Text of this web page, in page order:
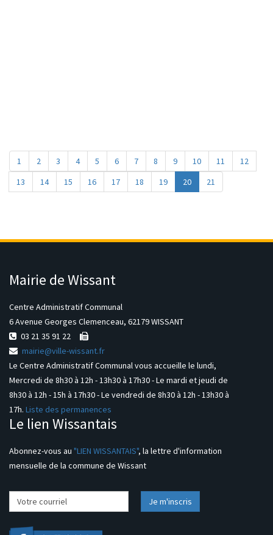
1 2 3 4 5 6 7 8 9 10 11
12
13
14 15 16 17 18 19 20 21
Mairie de Wissant
Centre Administratif Communal
6 Avenue Georges Clemenceau, 62179 WISSANT
03 21 35 91 22
mairie@ville-wissant.fr
Le Centre Administratif Communal vous accueille le lundi,
Mercredi de 8h30 à 12h - 13h30 à 17h30 - Le mardi et jeudi de
8h30 à 12h - 15h à 17h30 - Le vendredi de 8h30 à 12h - 13h30 à
17h. Liste des permanences
Le lien Wissantais
Abonnez-vous au "LIEN WISSANTAIS", la lettre d'information
mensuelle de la commune de Wissant